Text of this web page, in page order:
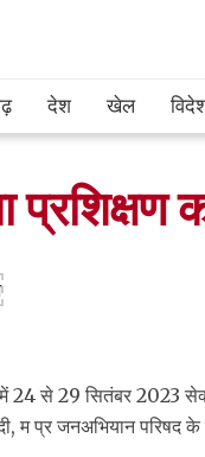
देश खेल
प्रशिक्षण
से 29 सितंबर 2023
म प्र जनअभियान